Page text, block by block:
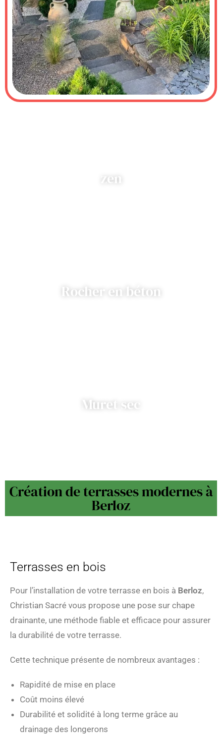
zen
Rocher en béton
Muret sec
Création de terrasses modernes à
Berloz
Terrasses en bois
Pour l’installation de votre terrasse en bois à Berloz,
Christian Sacré vous propose une pose sur chape
drainante, une méthode fiable et efficace pour assurer
la durabilité de votre terrasse.
Cette technique présente de nombreux avantages :
Rapidité de mise en place
Coût moins élevé
Durabilité et solidité à long terme grâce au
drainage des longerons